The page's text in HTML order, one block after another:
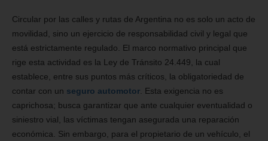
Circular por las calles y rutas de Argentina no es solo un acto de
movilidad, sino un ejercicio de responsabilidad civil y legal que
está estrictamente regulado. El marco normativo principal que
rige esta actividad es la Ley de Tránsito 24.449, la cual
establece, entre sus puntos más críticos, la obligatoriedad de
contar con un seguro automotor . Esta exigencia no es
caprichosa; busca garantizar que ante cualquier eventualidad o
siniestro vial, las víctimas tengan asegurada una reparación
económica. Sin embargo, para el propietario de un vehículo, el